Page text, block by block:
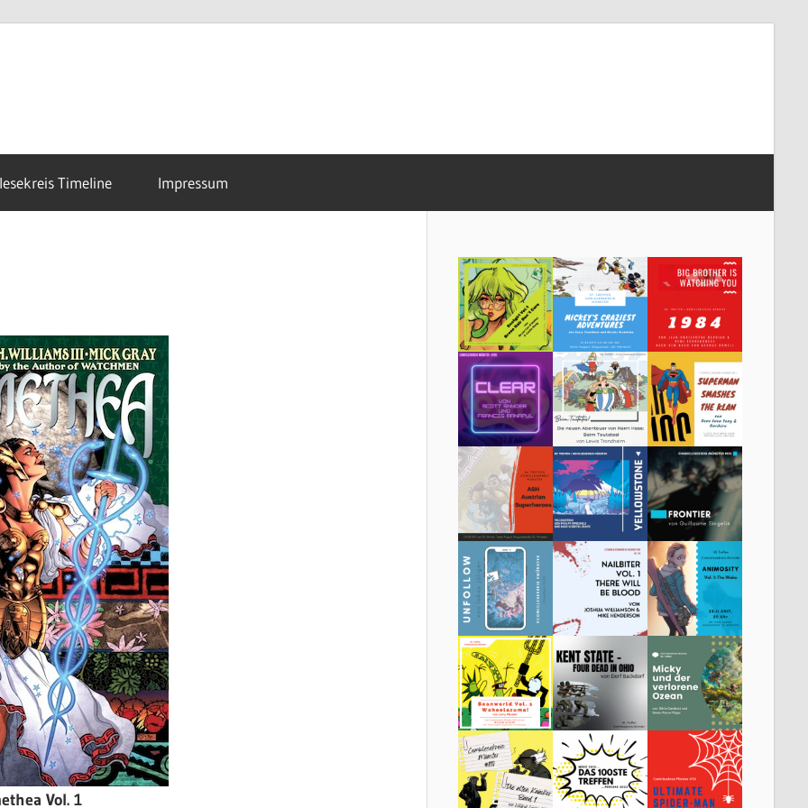
Timeline Impressum
Vol. 1